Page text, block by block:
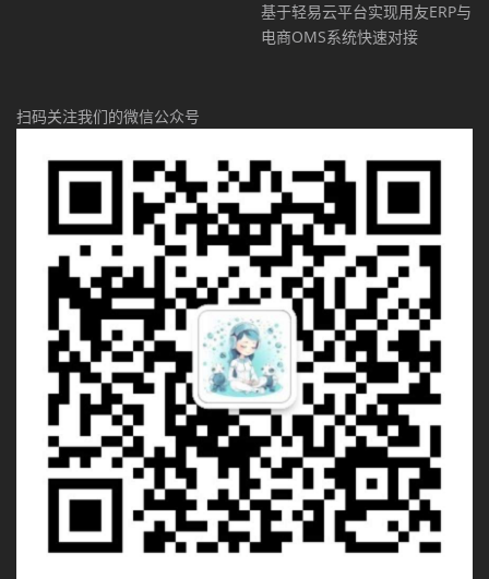
基于轻易云平台实现用友ERP与
电商OMS系统快速对接
扫码关注我们的微信公众号